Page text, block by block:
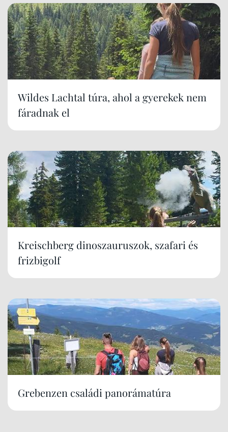
Wildes Lachtal túra, ahol a gyerekek nem
fáradnak el
Kreischberg dinoszauruszok, szafari és
frizbigolf
Grebenzen családi panorámatúra